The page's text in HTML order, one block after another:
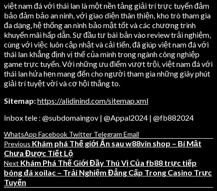
việt nam đá với thái lan là một nền tảng giải trí trực tuyến đảm
bảo đảm bảo an ninh, với giao diện thân thiện, kho trò tham gia
đa dạng, hệ thống an ninh bảo mật tốt và các chương trình
khuyến mãi hấp dẫn. Sự đầu tư bài bản vào review trải nghiệm,
cùng với việc luôn cập nhật và cải tiến, đã giúp việt nam đá với
thái lan khẳng định vị thế của mình trong ngành công nghiệp
game trực tuyến. Với những ưu điểm vượt trội, việt nam đá với
thái lan hứa hẹn mang đến cho người tham gia những giây phút
giải trí tuyệt vời và cơ hội thắng to.
Sitemap:https://alidinind.com/sitemap.xml
Inbox tele : @subdomaingov | @Appal2024 | @fb882024
WhatsApp Facebook Twitter Telegram Email
Previous Khám phá Thế giới Ẩn sau w88vin shop – Bí Mật
Chưa Được Tiết Lộ
Next Khám Phá Thế Giới Đầy Thú Vị Của fb88 trực tiếp
bóng đá xoilac – Trải Nghiệm Đẳng Cấp Trong Casino Trực
Tuyến